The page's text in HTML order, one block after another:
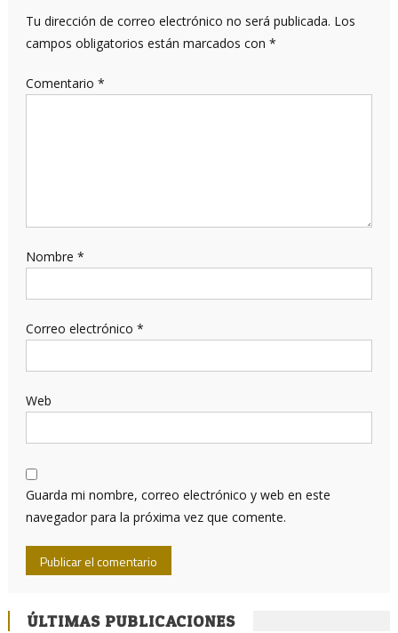
Tu dirección de correo electrónico no será publicada. Los
campos obligatorios están marcados con *
Comentario *
Nombre *
Correo electrónico *
Web
Guarda mi nombre, correo electrónico y web en este
navegador para la próxima vez que comente.
ÚLTIMAS PUBLICACIONES